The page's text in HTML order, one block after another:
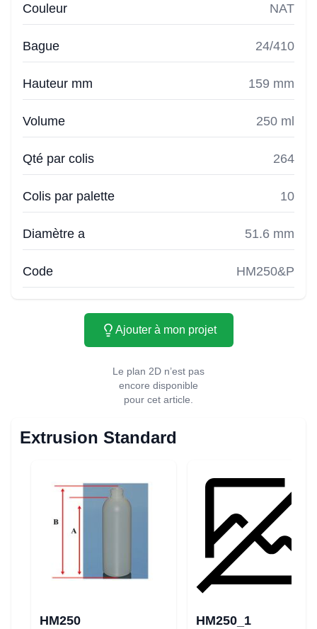
Couleur NAT
Bague 24/410
Hauteur mm 159 mm
Volume 250 ml
Qté par colis 264
Colis par palette 10
Diamètre a 51.6 mm
Code HM250&P
Ajouter à mon projet
Le plan 2D n’est pas
encore disponible
pour cet article.
Extrusion Standard
HM250 HM250_1